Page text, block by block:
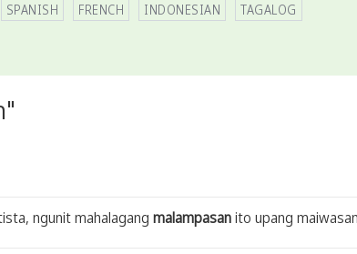
SPANISH FRENCH INDONESIAN TAGALOG
ngunit mahalagang malampasanito upang